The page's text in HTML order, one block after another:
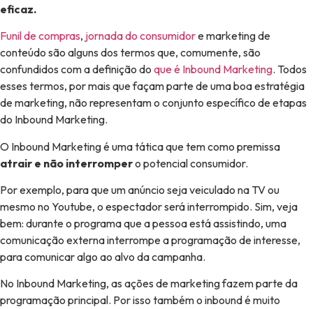
eficaz.
Funil de compras, jornada do consumidore marketing de
conteúdo são alguns dos termos que, comumente, são
confundidos com a definição do que é Inbound Marketing. Todos
esses termos, por mais que façam parte de uma boa estratégia
de marketing, não representam o conjunto específico de etapas
do Inbound Marketing.
O Inbound Marketing é uma tática que tem como premissa
atrair e não interrompero potencial consumidor.
Por exemplo, para que um anúncio seja veiculado na TV ou
mesmo no Youtube, o espectador será interrompido. Sim, veja
bem: durante o programa que a pessoa está assistindo, uma
comunicação externa interrompe a programação de interesse,
para comunicar algo ao alvo da campanha.
No Inbound Marketing, as ações de marketing fazem parte da
programação principal. Por isso também o inbound é muito